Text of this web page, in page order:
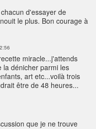
d'essayer de
le plus. Bon courage à
miracle...j'attends
la dénicher parmi les
art etc...voilà trois
être de 48 heures...
que je ne trouve